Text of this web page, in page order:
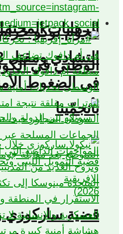
هجوم بوكو
في الضغوط
بأنجمّينا
قضية ساركوزي
الرهانات
الوطني في